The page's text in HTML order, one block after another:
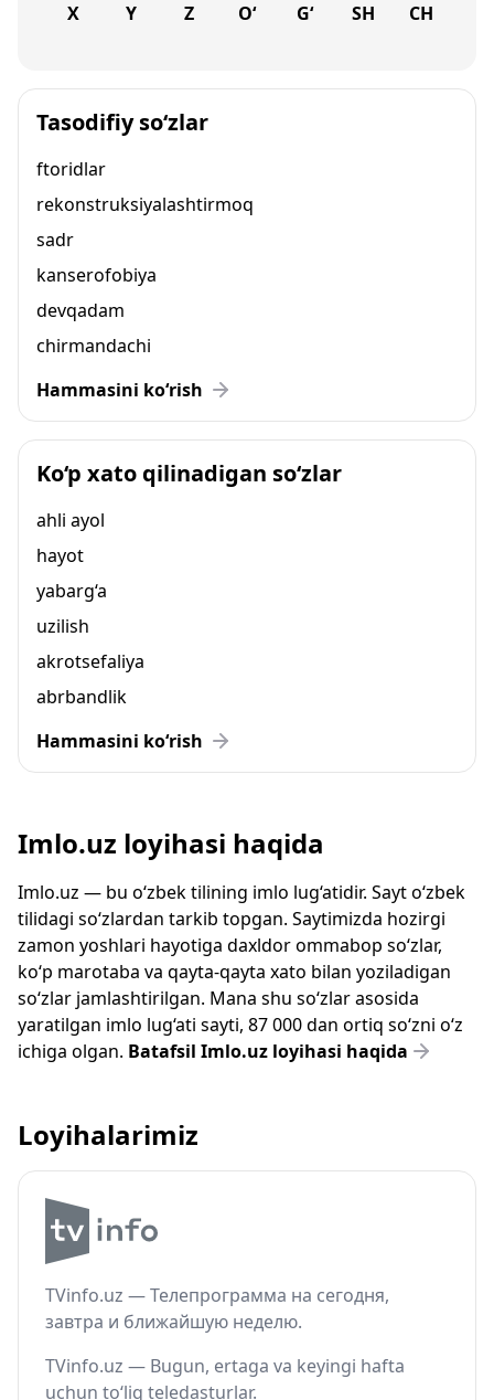
X Y Z O‘ G‘ SH CH
Tasodifiy so‘zlar
ftoridlar
rekonstruksiyalashtirmoq
sadr
kanserofobiya
devqadam
chirmandachi
Hammasini ko‘rish
Ko‘p xato qilinadigan so‘zlar
ahli ayol
hayot
yabarg‘a
uzilish
akrotsefaliya
abrbandlik
Hammasini ko‘rish
Imlo.uz loyihasi haqida
Imlo.uz — bu o‘zbek tilining imlo lug‘atidir. Sayt o‘zbek
tilidagi so‘zlardan tarkib topgan. Saytimizda hozirgi
zamon yoshlari hayotiga daxldor ommabop so‘zlar,
ko‘p marotaba va qayta-qayta xato bilan yoziladigan
so‘zlar jamlashtirilgan. Mana shu so‘zlar asosida
yaratilgan imlo lug‘ati sayti, 87 000 dan ortiq so‘zni o‘z
ichiga olgan. Batafsil Imlo.uz loyihasi haqida
Loyihalarimiz
TVinfo.uz — Телепрограмма на сегодня,
завтра и ближайшую неделю.
TVinfo.uz — Bugun, ertaga va keyingi hafta
uchun to‘liq teledasturlar.